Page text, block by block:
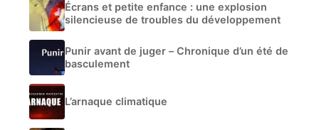
Écrans et petite enfance : une explosion
silencieuse de troubles du développement
Punir avant de juger – Chronique d’un été de
basculement
L’arnaque climatique